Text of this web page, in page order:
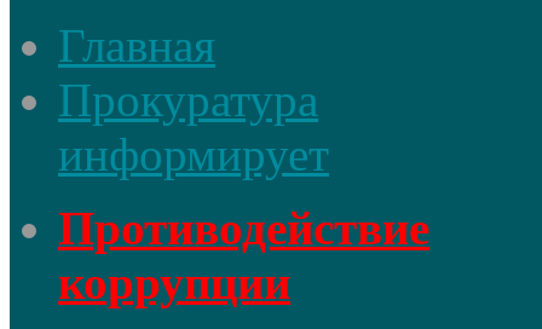
Главная
Прокуратура
информирует
Противодействие
коррупции